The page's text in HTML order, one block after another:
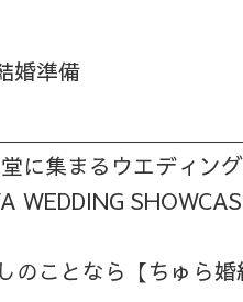
婚準備
に集まるウエディン
WEDDING
のことなら【ちゅら